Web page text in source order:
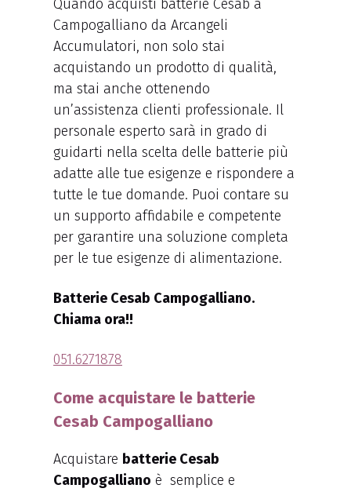
Quando acquisti batterie Cesab a
Campogalliano da Arcangeli
Accumulatori, non solo stai
acquistando un prodotto di qualità,
ma stai anche ottenendo
un’assistenza clienti professionale. Il
personale esperto sarà in grado di
guidarti nella scelta delle batterie più
adatte alle tue esigenze e rispondere a
tutte le tue domande. Puoi contare su
un supporto affidabile e competente
per garantire una soluzione completa
per le tue esigenze di alimentazione.
Batterie Cesab Campogalliano.
Chiama ora!!
051.6271878
Come acquistare le batterie
Cesab Campogalliano
Acquistare batterie Cesab
Campogalliano è semplice e